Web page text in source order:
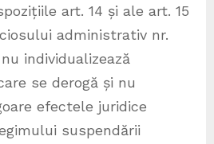
art. 14 și ale art. 15
administrativ nr.
individualizează
se derogă și nu
efectele juridice
suspendării